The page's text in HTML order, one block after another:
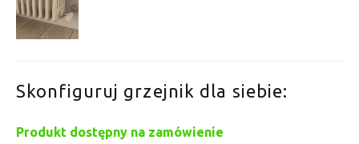
Skonfiguruj grzejnik dla siebie:
Produkt dostępny na zamówienie